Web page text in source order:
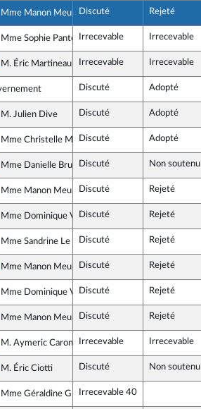
France insoumise - Nouveau Front Populaire
Mme Manon MeunierDiscuté Rejeté
et apparentés
Mme Sophie Pantel Irrecevable Irrecevable
Démocrates
M. Éric Martineau Irrecevable Irrecevable
Discuté Adopté
Républicaine
M. Julien Dive Discuté Adopté
Républicaine
Mme Christelle MinardDiscuté Adopté
pour la République
Mme Danielle BruleboisDiscuté Non soutenu
France insoumise - Nouveau Front Populaire
Mme Manon MeunierDiscuté Rejeté
et Social
Mme Dominique Voynet
Discuté Rejeté
pour la République
Mme Sandrine Le FeurDiscuté Rejeté
France insoumise - Nouveau Front Populaire
Mme Manon MeunierDiscuté Rejeté
et Social
Mme Dominique Voynet
Discuté Rejeté
France insoumise - Nouveau Front Populaire
Mme Manon MeunierDiscuté Rejeté
France insoumise - Nouveau Front Populaire
M. Aymeric Caron Irrecevable Irrecevable
des droites pour la République
M. Éric Ciotti Discuté Non soutenu
National
Mme Géraldine GrangierIrrecevable 40